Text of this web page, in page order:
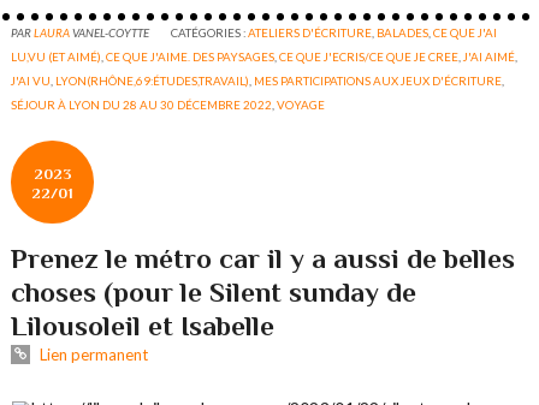
PARLAURAVANEL-COYTTE CATÉGORIES :ATELIERS D'ÉCRITURE BALADES ,CE QUE J'AI
LU,VU (ET AIMÉ) ,CE QUE J'AIME. DES PAYSAGES ,CE QUE J'ECRIS/CE QUE JE CREE J'AI AIMÉ
J'AI VU LYON(RHÔNE,69:ÉTUDES,TRAVAIL) MES PARTICIPATIONS AUX JEUX D'ÉCRITURE
SÉJOUR À LYON DU 28 AU 30 DÉCEMBRE 2022 ,VOYAGE
2023
22/01
Prenez le métro car il y a aussi de belles
choses (pour le Silent sunday de
Lilousoleil et Isabelle
Lien permanent